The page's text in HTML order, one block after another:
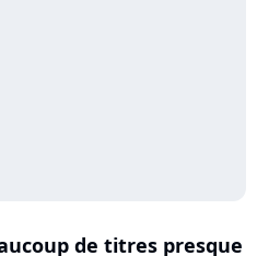
de titres presque